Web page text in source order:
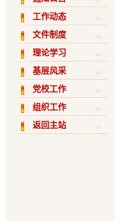
工作动态
文件制度
理论学习
基层风采
党校工作
组织工作
返回主站